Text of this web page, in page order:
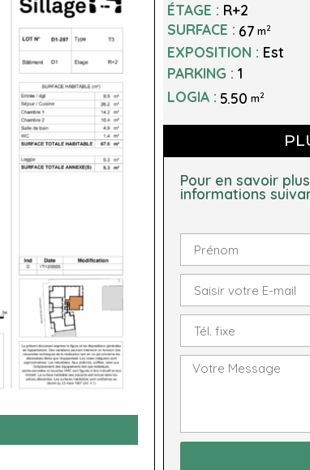
ÉTAGE : R+2
SURFACE : 67 m2
EXPOSITION : Est
PARKING :1
LOGIA : 5.50 m2
Pour en savoir
informations